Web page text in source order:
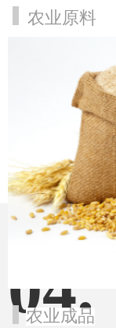
04.
03.
农业成品
农业原料